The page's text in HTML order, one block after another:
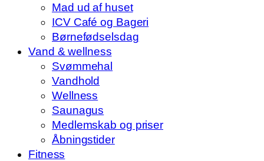
Mad ud af huset
ICV Café og Bageri
Børnefødselsdag
Vand & wellness
Svømmehal
Vandhold
Wellness
Saunagus
Medlemskab og priser
Åbningstider
Fitness